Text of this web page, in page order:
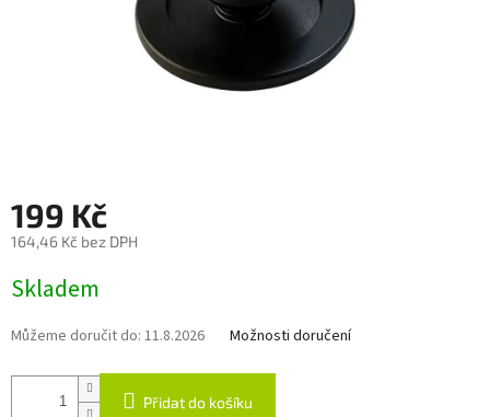
199 Kč
164,46 Kč bez DPH
cena:
Skladem
Můžeme doručit do: 11.8.2026 Možnosti doručení
Přidat do košíku